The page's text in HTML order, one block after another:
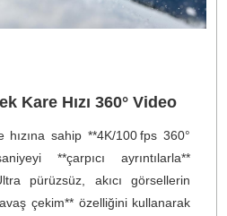
geleneksel 1 inç sensörle
sensör kullanımını
ultra kompakt ve hafif bir
görüntü kalitesi** ve